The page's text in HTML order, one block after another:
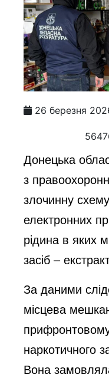
26 березня
Донецька
з
злочинну
електронних
рідина в яких
засіб –
За даними
місцева
прифронтовому
наркотичного
Вона